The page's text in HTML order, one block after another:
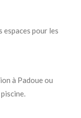
pour les
à Padoue ou
.